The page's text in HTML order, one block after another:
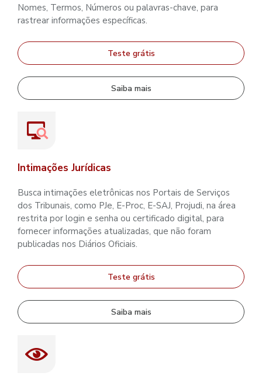
Nomes, Termos, Números ou palavras-chave, para
rastrear informações específicas.
Teste grátis
Saiba mais
Intimações Jurídicas
Busca intimações eletrônicas nos Portais de Serviços
dos Tribunais, como PJe, E-Proc, E-SAJ, Projudi, na área
restrita por login e senha ou certificado digital, para
fornecer informações atualizadas, que não foram
publicadas nos Diários Oficiais.
Teste grátis
Saiba mais